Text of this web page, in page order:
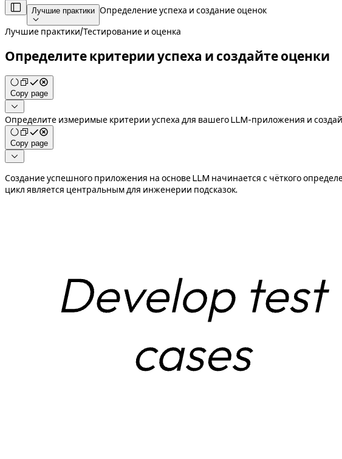
 Лучшие практики

Определение успеха и создание оценок
Лучшие практики/Тестирование и оценка
Определите критерии успеха и создайте оценки
Copy page

Определите измеримые критерии успеха для вашего LLM-приложения и
Copy page

Создание успешного приложения на основе LLM начинается с чёткого
цикл является центральным для инженерии подсказок.